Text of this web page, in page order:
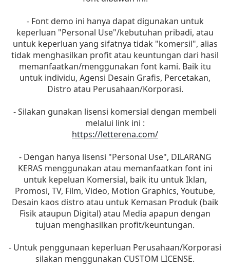
- Font demo ini hanya dapat digunakan untuk
keperluan "Personal Use"/kebutuhan pribadi, atau
untuk keperluan yang sifatnya tidak "komersil", alias
tidak menghasilkan profit atau keuntungan dari hasil
memanfaatkan/menggunakan font kami. Baik itu
untuk individu, Agensi Desain Grafis, Percetakan,
Distro atau Perusahaan/Korporasi.
- Silakan gunakan lisensi komersial dengan membeli
melalui link ini :
https://letterena.com/
- Dengan hanya lisensi "Personal Use", DILARANG
KERAS menggunakan atau memanfaatkan font ini
untuk kepeluan Komersial, baik itu untuk Iklan,
Promosi, TV, Film, Video, Motion Graphics, Youtube,
Desain kaos distro atau untuk Kemasan Produk (baik
Fisik ataupun Digital) atau Media apapun dengan
tujuan menghasilkan profit/keuntungan.
- Untuk penggunaan keperluan Perusahaan/Korporasi
silakan menggunakan CUSTOM LICENSE.